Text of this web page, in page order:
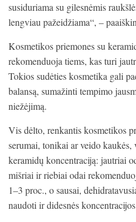
susiduriama su gilesnėmis
lengviau pažeidžiama“, –
Kosmetikos priemones su
rekomenduoja tiems, kas turi
Tokios sudėties kosmetika gali
balansą, sumažinti tempimo
niežėjimą.
Vis dėlto, renkantis kosmetikos
serumai, tonikai ar veido kaukės,
keramidų koncentraciją: jautriai
mišriai ir riebiai odai
1–3 proc., o sausai,
naudoti ir didesnės